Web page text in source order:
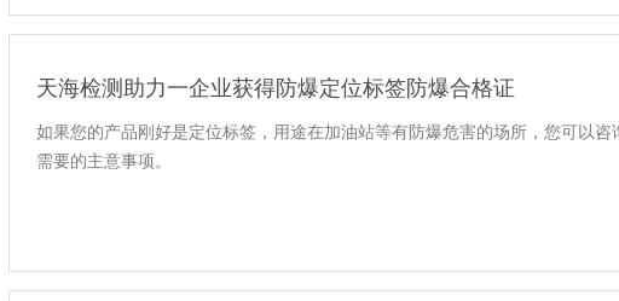
天海检测助力一企业获得防爆定位标签防爆合格证
如果您的产品刚好是定位标签，用途在加油站等有防爆危害的场所，您可以
需要的主意事项。